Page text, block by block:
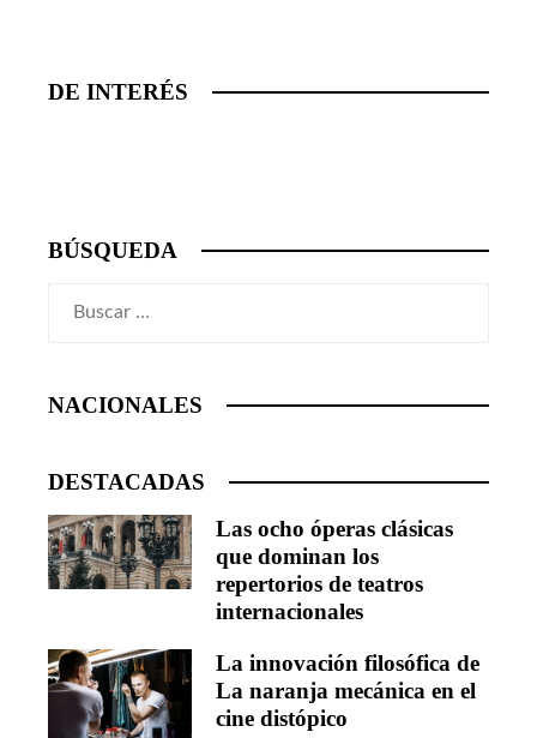
DE INTERÉS
BÚSQUEDA
NACIONALES
DESTACADAS
Las ocho óperas clásicas
que dominan los
repertorios de teatros
internacionales
La innovación filosófica de
La naranja mecánica en el
cine distópico